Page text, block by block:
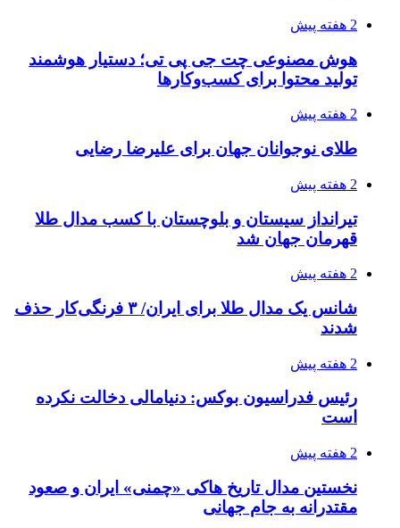
2 هفته پیش
هوش مصنوعی چت جی پی تی؛ دستیار هوشمند
تولید محتوا برای کسب‌وکارها
2 هفته پیش
طلای نوجوانان جهان برای علیرضا رضایی
2 هفته پیش
تیرانداز سیستان و بلوچستان با کسب مدال طلا
قهرمان جهان شد
2 هفته پیش
شانس یک مدال طلا برای ایران/ ۳ فرنگی‌کار حذف
شدند
2 هفته پیش
رئیس فدراسیون بوکس: دنیامالی دخالت نکرده
است
2 هفته پیش
نخستین مدال تاریخ هاکی «چمنی» ایران و صعود
مقتدرانه به جام جهانی